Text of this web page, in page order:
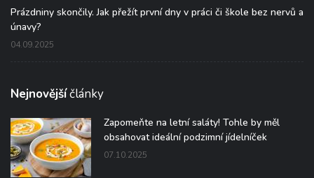
Prázdniny skončily. Jak přežít první dny v práci či škole bez nervů a
únavy?
04.09.2025
Nejnovějšíčlánky
Zapomeňte na letní saláty! Tohle by měl
obsahovat ideální podzimní jídelníček
07.10.2025